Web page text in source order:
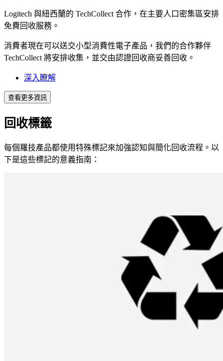
Logitech 與紐西蘭的 TechCollect 合作，在主要人口密集區安排
免費回收服務。
消費者現在可以送交小型消費性電子產品，我們的合作夥伴
TechCollect 將安排收集，並交由認證回收商妥善回收。
深入瞭解
查看更多資訊
回收標籤
每個羅技產品都使用特殊標記來加強認知與簡化回收流程。以
下是這些標記的意義指南：